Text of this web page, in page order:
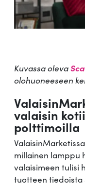
Kuvassa oleva
olohuoneeseen
valaisin
polttimoilla
millainen lamppu
valaisimeen tulisi
tuotteen tiedoista